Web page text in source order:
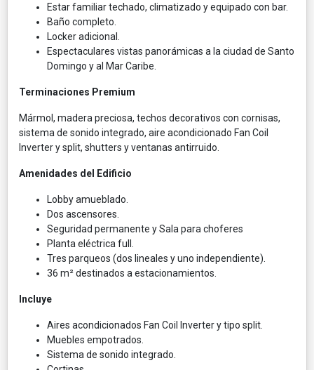
Estar familiar techado, climatizado y equipado con bar.
Baño completo.
Locker adicional.
Espectaculares vistas panorámicas a la ciudad de Santo
Domingo y al Mar Caribe.
Terminaciones Premium
Mármol, madera preciosa, techos decorativos con cornisas,
sistema de sonido integrado, aire acondicionado Fan Coil
Inverter y split, shutters y ventanas antirruido.
Amenidades del Edificio
Lobby amueblado.
Dos ascensores.
Seguridad permanente y Sala para choferes
Planta eléctrica full.
Tres parqueos (dos lineales y uno independiente).
36 m² destinados a estacionamientos.
Incluye
Aires acondicionados Fan Coil Inverter y tipo split.
Muebles empotrados.
Sistema de sonido integrado.